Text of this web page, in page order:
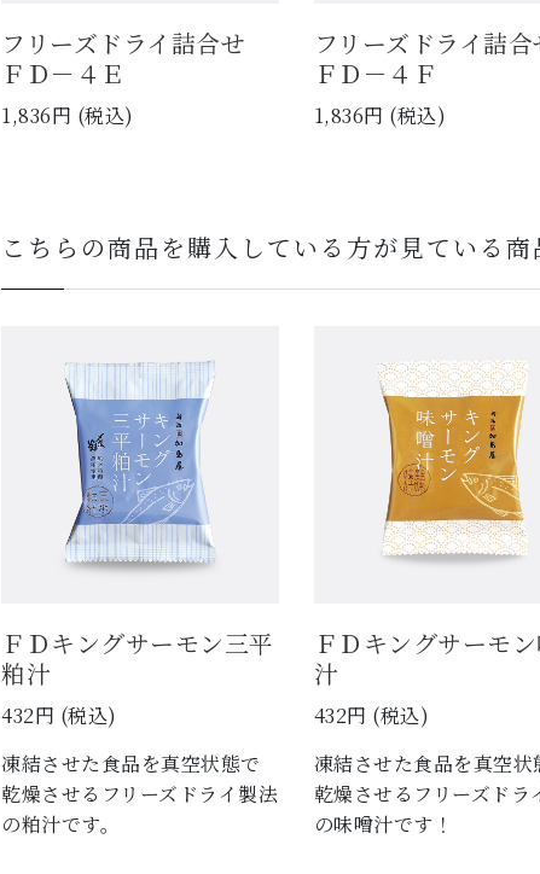
フリーズドライ詰合せ
ＦＤ－４Ｅ
1,836円 (税込)
フリーズドライ詰
ＦＤ－４Ｆ
1,836円 (税込)
こちらの商品を購入している方が見ている商
ＦＤキングサーモン三平
粕汁
432円 (税込)
凍結させた食品を真空状態で
乾燥させるフリーズドライ製法
の粕汁です。
ＦＤキングサーモ
汁
432円 (税込)
凍結させた食品を真空状
乾燥させるフリーズドラ
の味噌汁です！